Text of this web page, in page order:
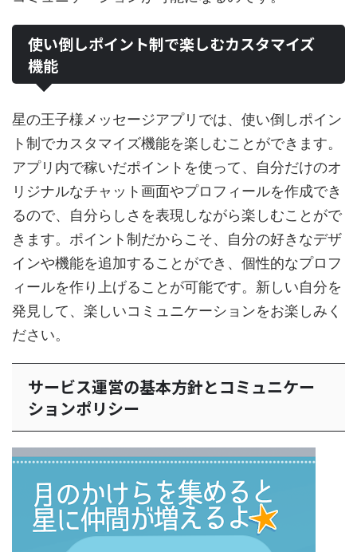
使い倒しポイント制で楽しむカスタマイズ
機能
星の王子様メッセージアプリでは、使い倒しポイン
ト制でカスタマイズ機能を楽しむことができます。
アプリ内で稼いだポイントを使って、自分だけのオ
リジナルなチャット画面やプロフィールを作成でき
るので、自分らしさを表現しながら楽しむことがで
きます。ポイント制だからこそ、自分の好きなデザ
インや機能を追加することができ、個性的なプロフ
ィールを作り上げることが可能です。新しい自分を
発見して、楽しいコミュニケーションをお楽しみく
ださい。
サービス運営の基本方針とコミュニケー
ションポリシー